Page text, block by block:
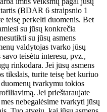
(BDAR 6 straipsnio 1
teisę perkelti duomenis. Bet
su jūsų konkrečia
su jūsų asmens
valdytojas tvarko jūsų
teisėtu interesu, pvz.,
rinkodara. Jei jūsų asmens
tikslais, turite teisę bet kuriuo
tvarkymu tokios
Jei prieštaraujate
nebegalėsime tvarkyti jūsų